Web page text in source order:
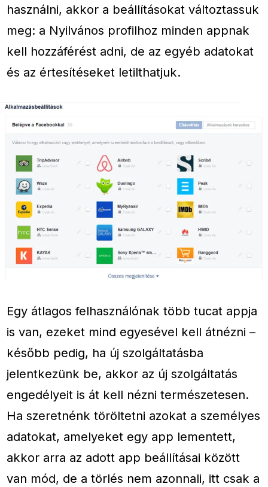
használni, akkor a beállításokat változtassuk
meg: a Nyilvános profilhoz minden appnak
kell hozzáférést adni, de az egyéb adatokat
és az értesítéseket letilthatjuk.
Egy átlagos felhasználónak több tucat appja
is van, ezeket mind egyesével kell átnézni –
később pedig, ha új szolgáltatásba
jelentkezünk be, akkor az új szolgáltatás
engedélyeit is át kell nézni természetesen.
Ha szeretnénk töröltetni azokat a személyes
adatokat, amelyeket egy app lementett,
akkor arra az adott app beállításai között
van mód, de a törlés nem azonnali, itt csak a